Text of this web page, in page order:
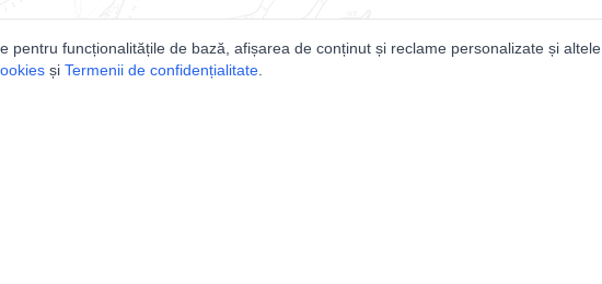
pentru funcționalitățile de bază, afișarea de conținut și reclame personalizate și altele.
și Termenii de confidențialitate